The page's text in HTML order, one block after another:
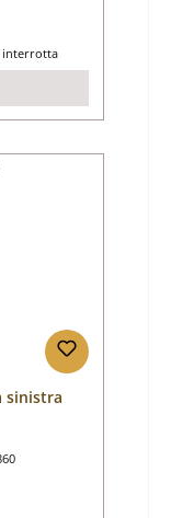
interrotta
sinistra